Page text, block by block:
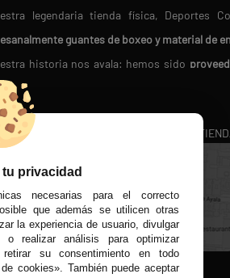
legendaria tienda física, Deportes
guantes de boxeo y material de
historia nos avala: hemos sido
moderno en 1950
de clientes satisfechos confían en nosotros
Condor 1935,
. Te
VISITA NUESTRA
privacidad
necesarias para el correcto
que además se utilicen otras
la experiencia de usuario, divulgar
o realizar análisis para optimizar
su consentimiento en todo
cookies». También puede aceptar